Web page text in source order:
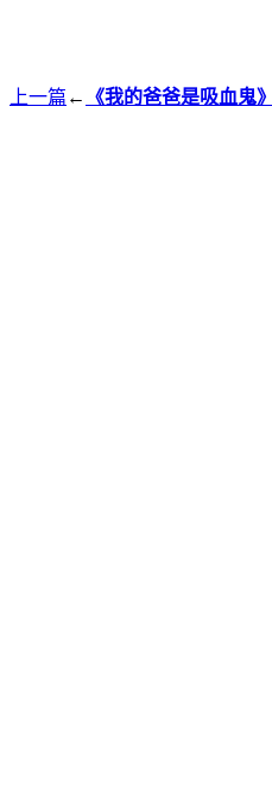
上一篇 ← 《我的爸爸是吸血鬼》